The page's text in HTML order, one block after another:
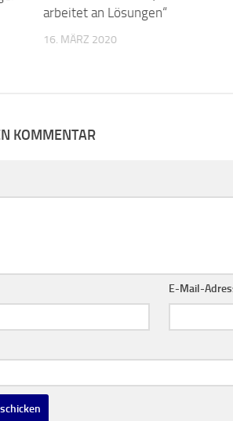
KOMMENTAR
E-Mail-